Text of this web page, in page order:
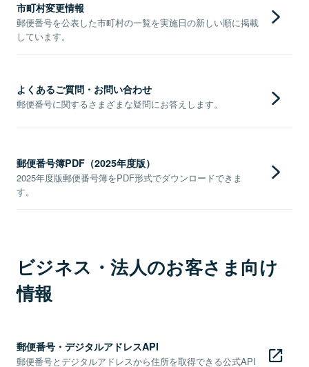
市町村変更情報
郵便番号を公表した市町村の一覧を実施日の新しい順に掲載
しています。
よくあるご質問・お問い合わせ
郵便番号に関するさまざまな疑問にお答えします。
郵便番号簿PDF（2025年度版）
2025年度版郵便番号簿をPDF形式でダウンロードできま
す。
ビジネス・法人のお客さま向け
情報
郵便番号・デジタルアドレスAPI
郵便番号とデジタルアドレスから住所を取得できる公式API